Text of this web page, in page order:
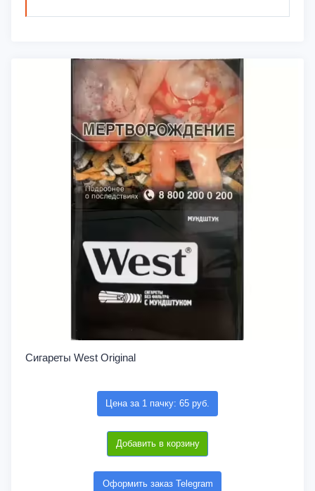
Сигареты West Original
Цена за 1 пачку: 65 руб.
Добавить в корзину
Оформить заказ Telegram